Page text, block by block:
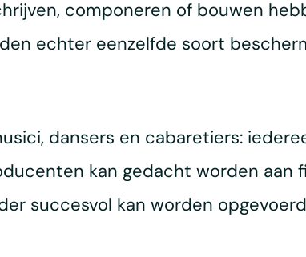
componeren of bouwen
echter eenzelfde soort
dansers en cabaretiers:
kan gedacht worden aan
succesvol kan worden